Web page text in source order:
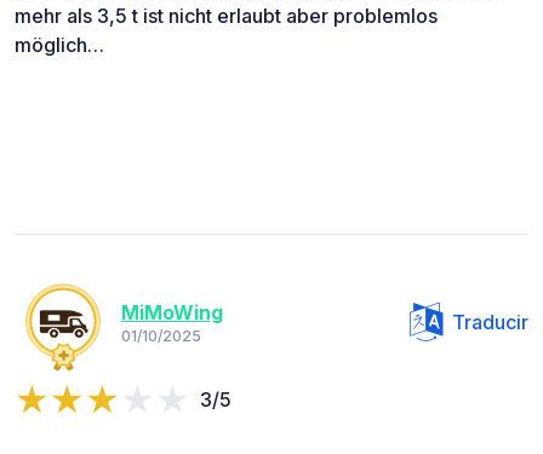
mehr als 3,5 t ist nicht erlaubt aber problemlos
möglich…
MiMoWing
01/10/2025
Traducir
3/5